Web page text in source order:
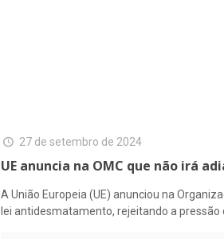
27 de setembro de 2024
UE anuncia na OMC que não irá
A União Europeia (UE) anunciou na
lei antidesmatamento, rejeitando a pressão